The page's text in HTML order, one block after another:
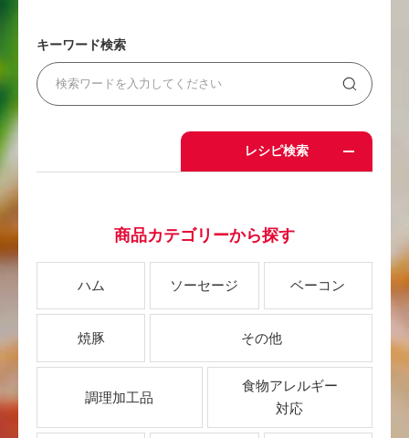
キーワード検索
レシピ検索
商品カテゴリーから探す
ハム ソーセージ ベーコン
焼豚 その他
調理加工品
食物アレルギー
対応